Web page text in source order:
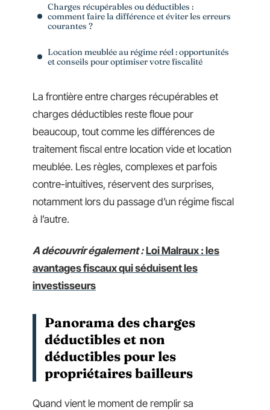
Charges récupérables ou déductibles :
comment faire la différence et éviter les erreurs
courantes ?
Location meublée au régime réel : opportunités
et conseils pour optimiser votre fiscalité
La frontière entre charges récupérables et
charges déductibles reste floue pour
beaucoup, tout comme les différences de
traitement fiscal entre location vide et location
meublée. Les règles, complexes et parfois
contre-intuitives, réservent des surprises,
notamment lors du passage d’un régime fiscal
à l’autre.
A découvrir également : Loi Malraux : les
avantages fiscaux qui séduisent les
investisseurs
Panorama des charges
déductibles et non
déductibles pour les
propriétaires bailleurs
Quand vient le moment de remplir sa